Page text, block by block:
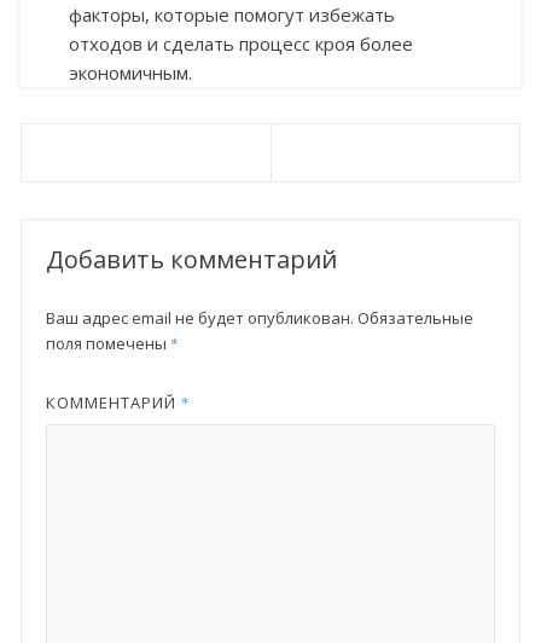
факторы, которые помогут избежать
отходов и сделать процесс кроя более
экономичным.
Добавить комментарий
Ваш адрес email не будет опубликован. Обязательные
поля помечены *
КОММЕНТАРИЙ *